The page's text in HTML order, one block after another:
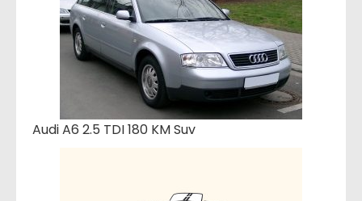
Audi A6 2.5 TDI 180 KM Suv